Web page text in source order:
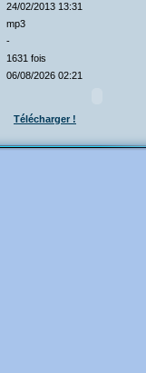
24/02/2013 13:31
mp3
-
1631 fois
06/08/2026 02:21
Télécharger !